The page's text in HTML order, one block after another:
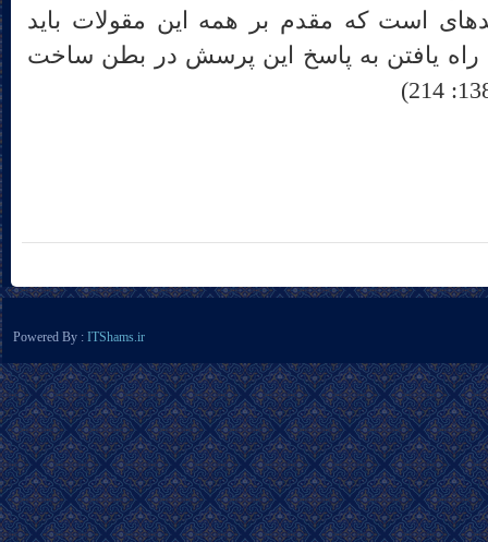
پنهان و آن اصل فراموش شده‎ای است که مقدم بر همه این مقولات باید
یافتن به پاسخ این پرسش در بطن ساخت
Powered By : ITShams.ir